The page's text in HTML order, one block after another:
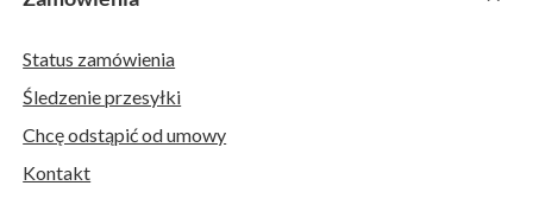
Status zamówienia
Śledzenie przesyłki
Chcę odstąpić od umowy
Kontakt